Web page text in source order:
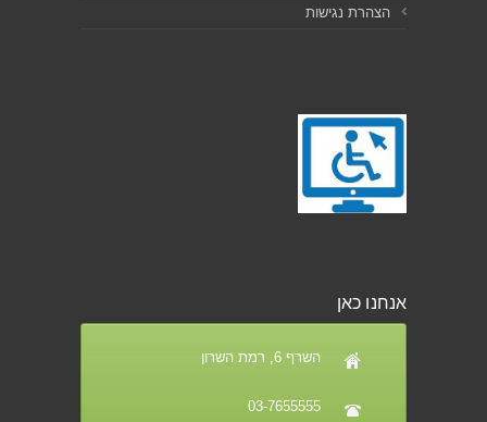
הצהרת נגישות
אנחנו כאן
השרף 6, רמת השרון
03-7655555